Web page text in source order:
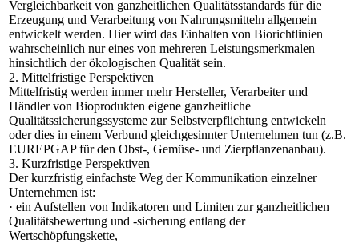
Vergleichbarkeit von ganzheitlichen Qualitätsstandards für die
Erzeugung und Verarbeitung von Nahrungsmitteln allgemein
entwickelt werden. Hier wird das Einhalten von Biorichtlinien
wahrscheinlich nur eines von mehreren Leistungsmerkmalen
hinsichtlich der ökologischen Qualität sein.
2. Mittelfristige Perspektiven
Mittelfristig werden immer mehr Hersteller, Verarbeiter und
Händler von Bioprodukten eigene ganzheitliche
Qualitätssicherungssysteme zur Selbstverpflichtung entwickeln
oder dies in einem Verbund gleichgesinnter Unternehmen tun (z.B.
EUREPGAP für den Obst-, Gemüse- und Zierpflanzenanbau).
3. Kurzfristige Perspektiven
Der kurzfristig einfachste Weg der Kommunikation einzelner
Unternehmen ist:
· ein Aufstellen von Indikatoren und Limiten zur ganzheitlichen
Qualitätsbewertung und -sicherung entlang der
Wertschöpfungskette,